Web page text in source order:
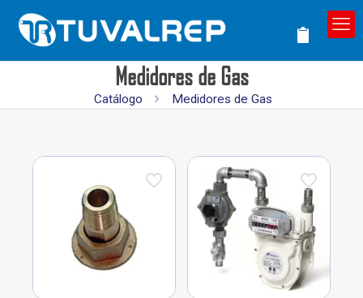
Medidores de Gas
Catálogo Medidores de Gas